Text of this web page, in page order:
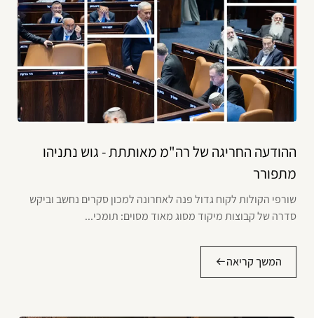
ההודעה החריגה של רה"מ מאותתת - גוש נתניהו
מתפורר
שורפי הקולות לקוח גדול פנה לאחרונה למכון סקרים נחשב וביקש
סדרה של קבוצות מיקוד מסוג מאוד מסוים: תומכי...
המשך קריאה